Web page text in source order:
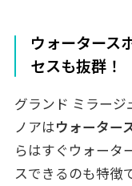
ウォータース
セスも抜群！
グランド ミラージ
ノアはウォーター
らはすぐウォータ
スできるのも特徴